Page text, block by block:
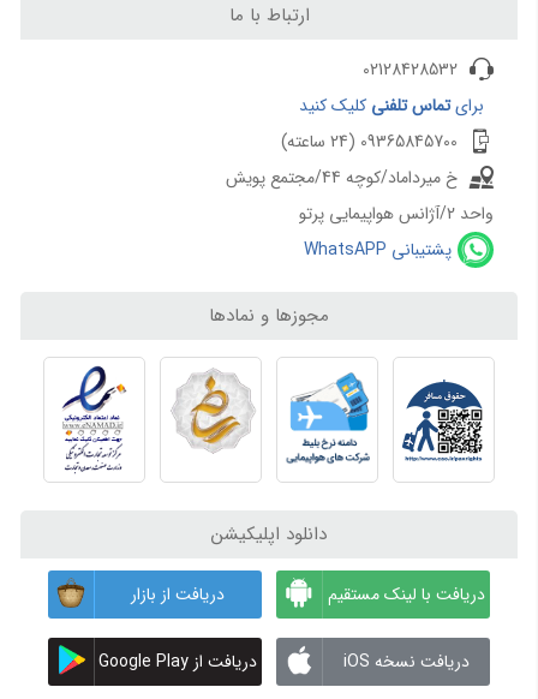
ارتباط با ما
02128428532
برایتماس تلفنی کلیک کنید
09365845700 (24 ساعته)
خ میرداماد/کوچه 44/مجتمع پویش
واحد 2/آژانس هواپیمایی پرتو
پشتیبانی WhatsAPP
مجوزها و نمادها
دانلود اپلیکیشن
دریافت با لینک مستقیم دریافت از بازار
دریافت نسخه iOS دریافت از Google Play